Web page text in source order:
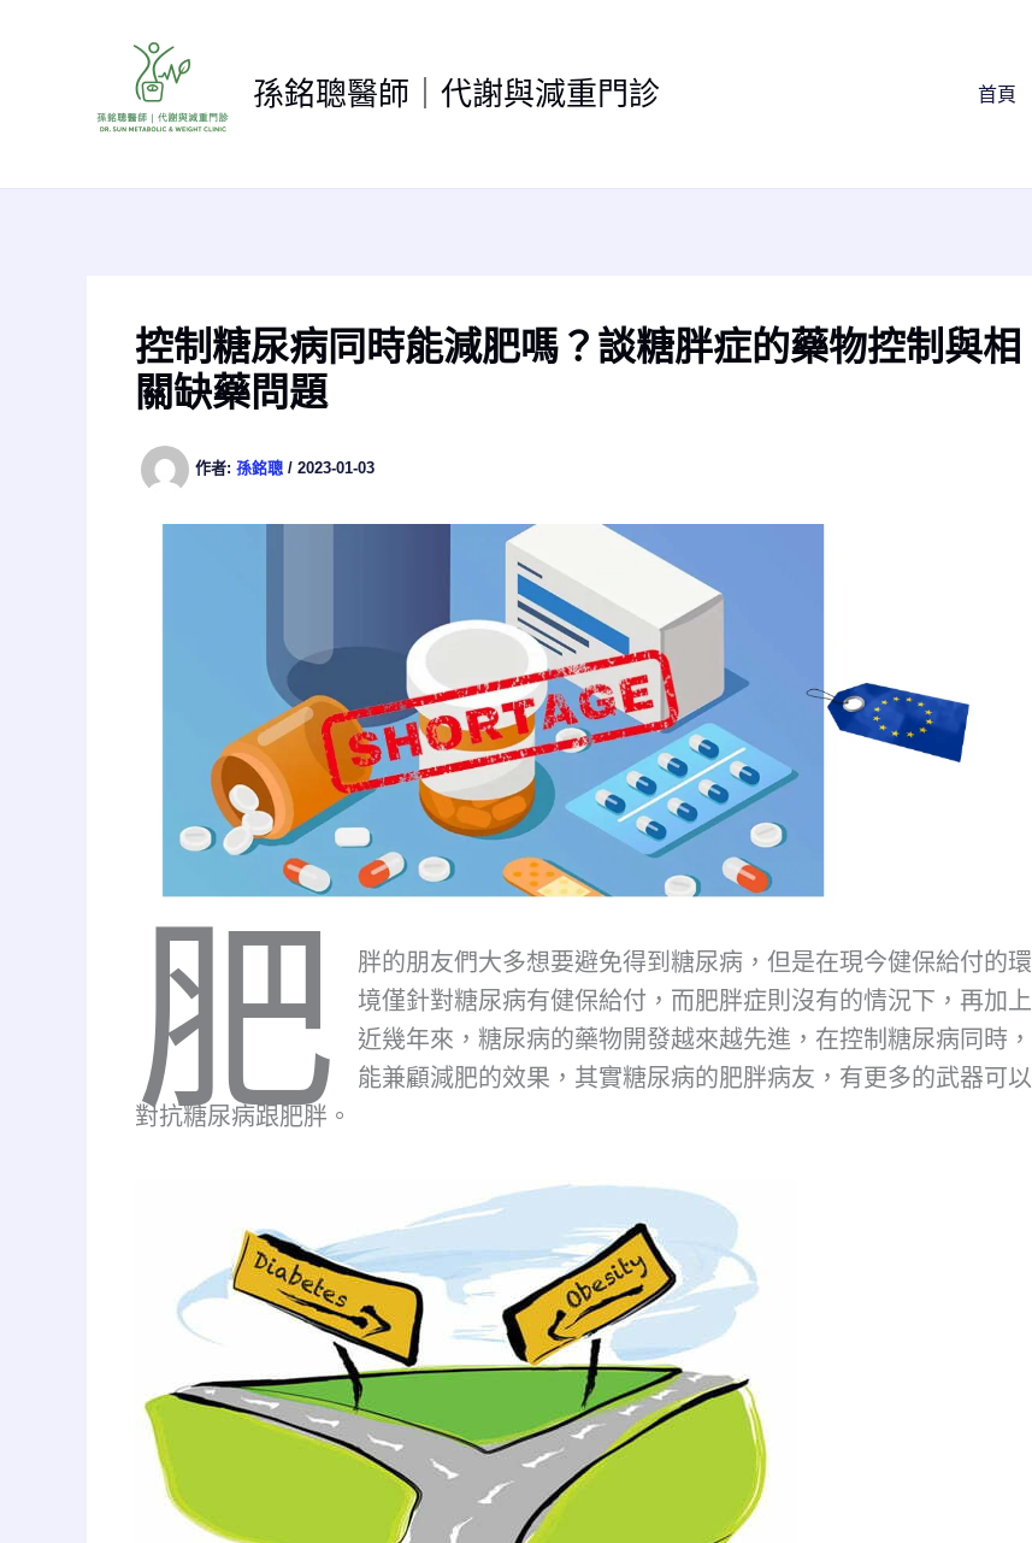
容
孫銘聰醫師｜代謝與減重門診 首頁
控制糖尿病同時能減肥嗎？談糖胖症的藥物控制與相
關缺藥問題
作者: 孫銘聰 / 2023-01-03
肥
胖的朋友們大多想要避免得到糖尿病，但是在現今健保給付的環
境僅針對糖尿病有健保給付，而肥胖症則沒有的情況下，再加上
近幾年來，糖尿病的藥物開發越來越先進，在控制糖尿病同時，
能兼顧減肥的效果，其實糖尿病的肥胖病友，有更多的武器可以
對抗糖尿病跟肥胖。